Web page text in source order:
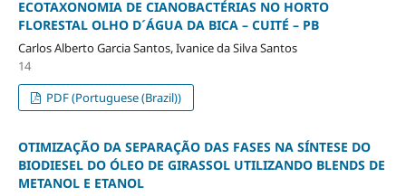
ECOTAXONOMIA DE CIANOBACTÉRIAS NO HORTO
FLORESTAL OLHO D´ÁGUA DA BICA – CUITÉ – PB
Carlos Alberto Garcia Santos, Ivanice da Silva Santos
14
PDF (Portuguese (Brazil))
OTIMIZAÇÃO DA SEPARAÇÃO DAS FASES NA SÍNTESE DO
BIODIESEL DO ÓLEO DE GIRASSOL UTILIZANDO BLENDS DE
METANOL E ETANOL